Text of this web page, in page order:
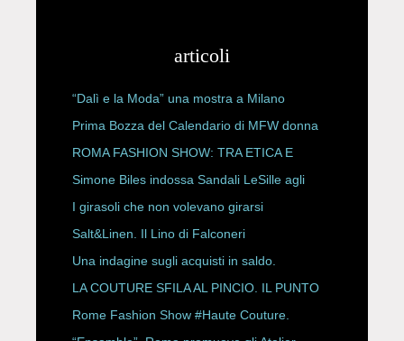
articoli
“Dalì e la Moda” una mostra a Milano
Prima Bozza del Calendario di MFW donna
P/E 2027
ROMA FASHION SHOW: TRA ETICA E
HAUTE COUTURE
Simone Biles indossa Sandali LeSille agli
ESPY Awards 2026
I girasoli che non volevano girarsi
Salt&Linen. Il Lino di Falconeri
Una indagine sugli acquisti in saldo.
LA COUTURE SFILA AL PINCIO. IL PUNTO
CON ALESSANDRO ONORATO E
Rome Fashion Show #Haute Couture.